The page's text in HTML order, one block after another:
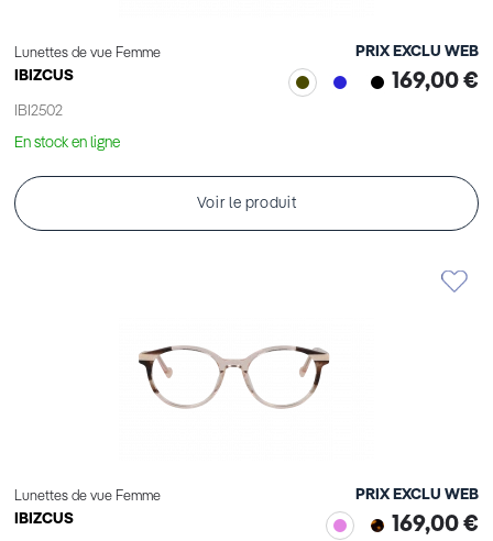
Lunettes de vue Femme
IBIZCUS
IBI2502
PRIX EXCLU WEB
169,00 €
En stock en ligne
Voir le produit
Lunettes de vue Femme
IBIZCUS
PRIX EXCLU WEB
169,00 €